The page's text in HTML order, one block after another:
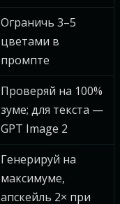
Ограничь 3–5
цветами в
промпте
Проверяй на 100%
зуме; для текста —
GPT Image 2
Генерируй на
максимуме,
апскейль 2× при